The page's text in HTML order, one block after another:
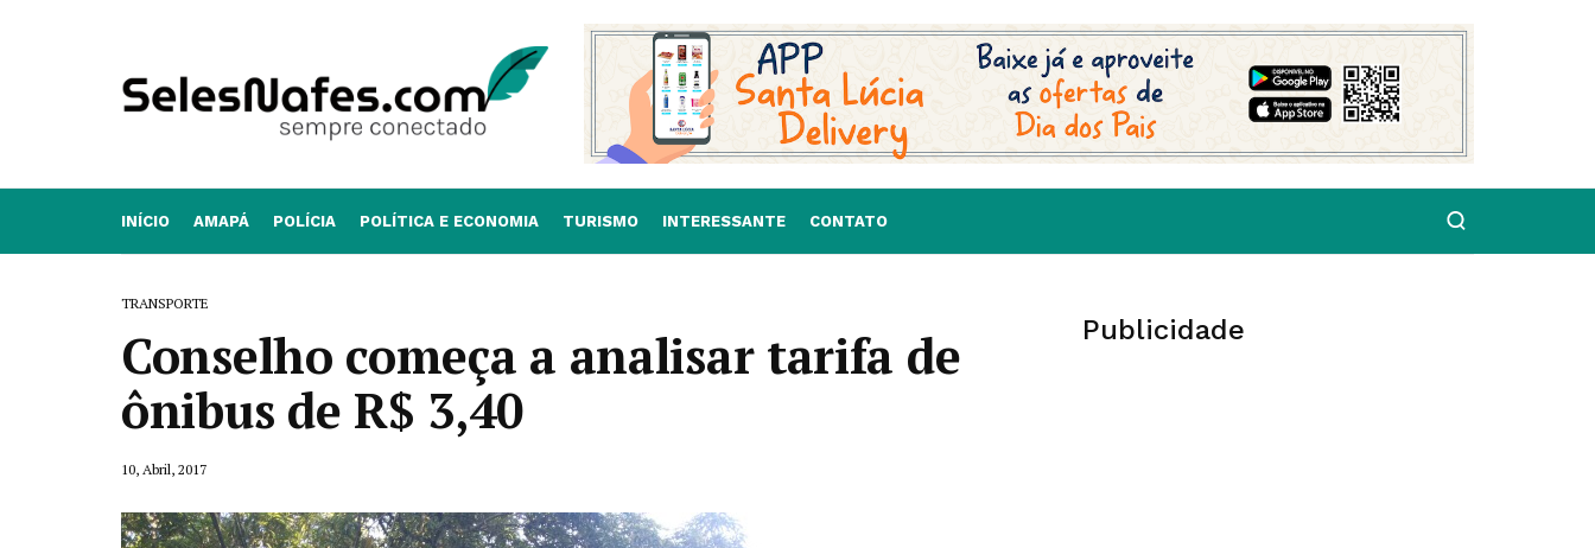
INÍCIO AMAPÁ POLÍCIA POLÍTICA E ECONOMIA TURISMO INTERESSANTE CONTATO
TRANSPORTE
Conselho começa a analisar tarifa de
ônibus de R$ 3,40
10, Abril, 2017
Publicidade